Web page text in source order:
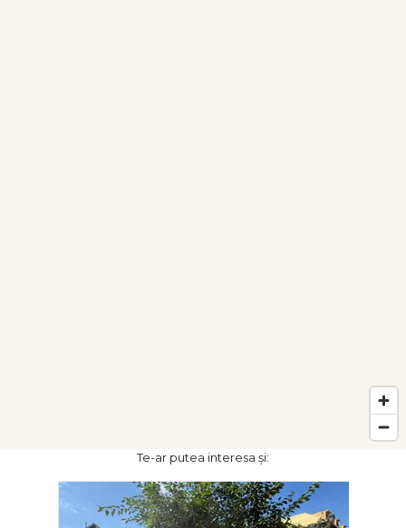
Te-ar putea interesa și: